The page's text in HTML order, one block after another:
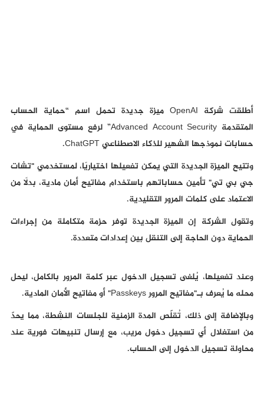
أطلقت شركة OpenAI ميزة جديدة تحمل اسم “حماية الحساب
المتقدمة Advanced Account Security” لرفع مستوى الحماية في
حسابات نموذجها الشهير للذكاء الاصطناعي ChatGPT.
وتتيح الميزة الجديدة التي يمكن تفعيلها اختياريًا، لمستخدمي "تشات
جي بي تي" تأمين حساباتهم باستخدام مفاتيح أمان مادية، بدلًا من
الاعتماد على كلمات المرور التقليدية.
وتقول الشركة إن الميزة الجديدة توفر حزمة متكاملة من إجراءات
الحماية دون الحاجة إلى التنقل بين إعدادات متعددة.
وعند تفعيلها، يُلغى تسجيل الدخول عبر كلمة المرور بالكامل، ليحل
محله ما يُعرف بـ"مفاتيح المرور Passkeys" أو مفاتيح الأمان المادية.
وبالإضافة إلى ذلك، تُقلّص المدة الزمنية للجلسات النشِطة، مما يحدّ
من استغلال أي تسجيل دخول مريب، مع إرسال تنبيهات فورية عند
محاولة تسجيل الدخول إلى الحساب.